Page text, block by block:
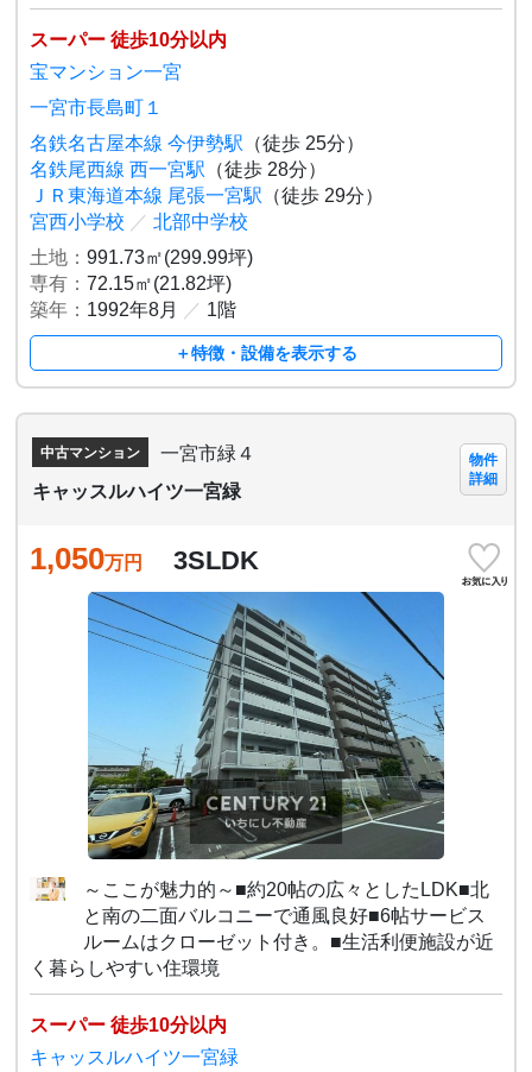
スーパー 徒歩10分以内
宝マンション一宮
一宮市長島町１
名鉄名古屋本線 今伊勢駅 （徒歩 25分）
名鉄尾西線 西一宮駅 （徒歩 28分）
ＪＲ東海道本線 尾張一宮駅 （徒歩 29分）
宮西小学校 ／ 北部中学校
土地：991.73㎡(299.99坪)
専有：72.15㎡(21.82坪)
築年： 1992年8月 ／ 1階
＋特徴・設備を表示する
中古マンション
一宮市緑４
キャッスルハイツ一宮緑
物件
詳細
1,050万円 3SLDK
～ここが魅力的～■約20帖の広々としたLDK■北
と南の二面バルコニーで通風良好■6帖サービス
ルームはクローゼット付き。■生活利便施設が近
く暮らしやすい住環境
スーパー 徒歩10分以内
キャッスルハイツ一宮緑